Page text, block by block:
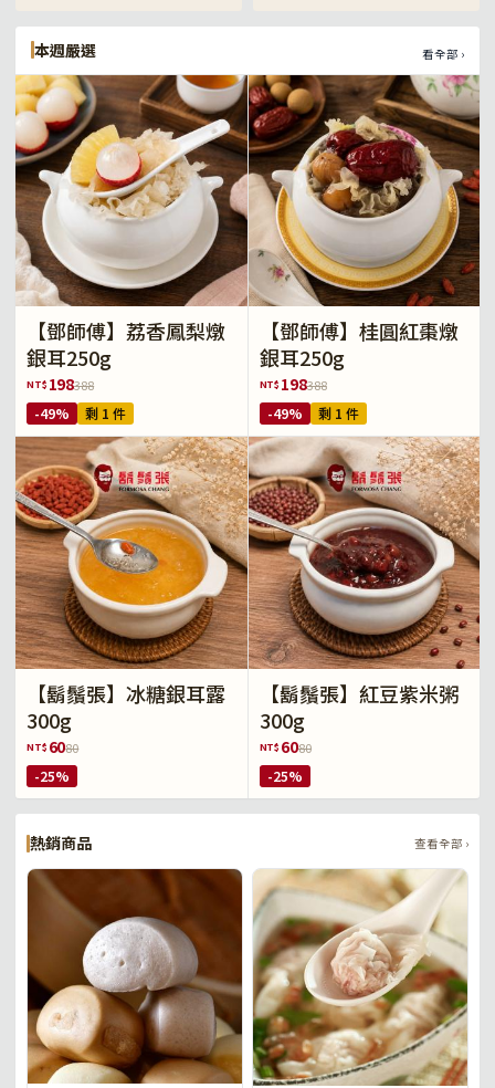
本週嚴選 看全部 ›
【鄧師傅】荔香鳳梨燉
銀耳250g
NT$ 198388
-49% 剩 1 件
【鄧師傅】桂圓紅棗燉
銀耳250g
NT$ 198388
-49% 剩 1 件
【鬍鬚張】冰糖銀耳露
300g
NT$ 6080
-25%
【鬍鬚張】紅豆紫米粥
300g
NT$ 6080
-25%
熱銷商品 查看全部 ›